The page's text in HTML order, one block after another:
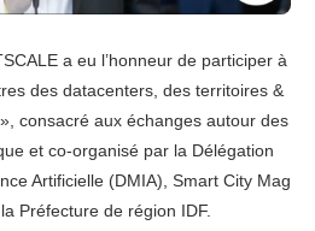
a eu l’honneur de participer à
des datacenters, des territoires &
consacré aux échanges autour des
et co-organisé par la Délégation
Artificielle (DMIA), Smart City Mag
Préfecture de région IDF.